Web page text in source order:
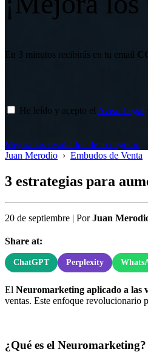
En 3 minutos recibirás en tu email
He leído y acepto el Aviso Legal
Mejora los resultados de tu negocio
Juan Merodio › Embudos de Venta
3 estrategias para
20 de septiembre | PorJuan
Share at:
ChatGPT Perplexity
El Neuromarketing aplicado a las
ventas. Este enfoque revolucionario
¿Qué es el Neuromarketing?